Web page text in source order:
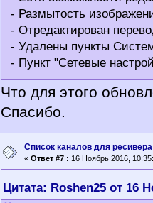
- Размытость
- Отредактирован
- Удалены пункты
- Пункт "Сетевые
Что для этого
Спасибо.
Cписок каналов для
« Ответ #7 : 16 Ноябрь 2016,
Цитата: Roshen25 от 16